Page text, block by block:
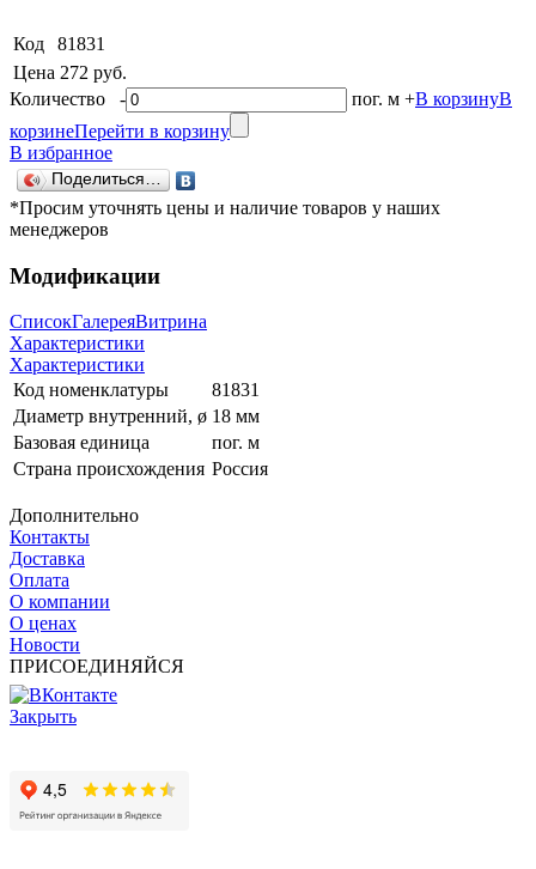
Код
81831
Цена 272 руб.
Количество - пог. м +В корзинуВ
корзинеПерейти в корзину
В избранное
Поделиться…
*Просим уточнять цены и наличие товаров у наших
менеджеров
Модификации
СписокГалереяВитрина
Характеристики
Характеристики
Код номенклатуры
81831
Диаметр внутренний, ø 18 мм
Базовая единица
пог. м
Страна происхождения Россия
Дополнительно
Контакты
Доставка
Оплата
О компании
О ценах
Новости
ПРИСОЕДИНЯЙСЯ
Закрыть